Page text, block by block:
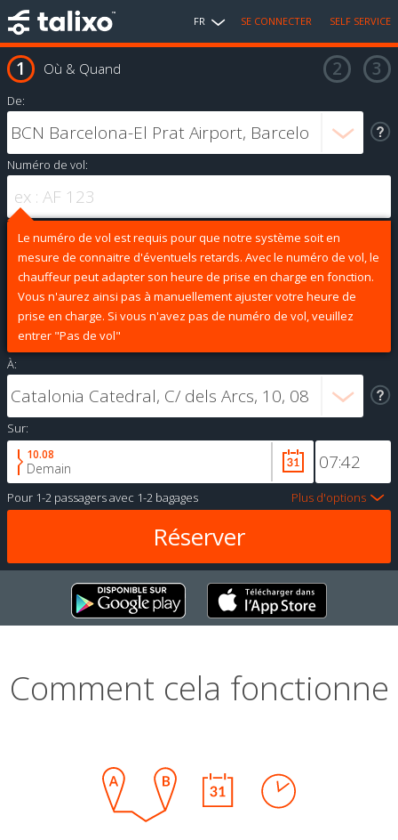
FR SE CONNECTER SELF SERVICE
Où & Quand
De:
Numéro de vol:
Le numéro de vol est requis pour que notre système soit en
mesure de connaitre d'éventuels retards. Avec le numéro de vol, le
chauffeur peut adapter son heure de prise en charge en fonction.
Vous n'aurez ainsi pas à manuellement ajuster votre heure de
prise en charge. Si vous n'avez pas de numéro de vol, veuillez
entrer "Pas de vol"
À:
Sur:
10.08
Demain
Pour 1-2 passagersavec 1-2 bagages Plus d'options
Comment cela fonctionne